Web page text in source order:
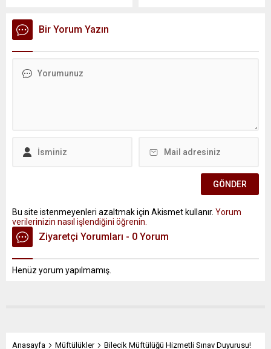
Bir Yorum Yazın
Bu site istenmeyenleri azaltmak için Akismet kullanır. Yorum
verilerinizin nasıl işlendiğini öğrenin.
Ziyaretçi Yorumları - 0 Yorum
Henüz yorum yapılmamış.
Anasayfa Müftülükler Bilecik Müftülüğü Hizmetli Sınav Duyurusu!